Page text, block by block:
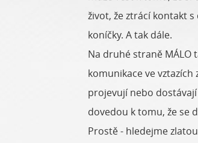
život, že ztrácí kontakt
koníčky. A tak dále.
Na druhé straně MÁLO
komunikace ve
projevují nebo
dovedou k tomu, že se
Prostě - hledejme